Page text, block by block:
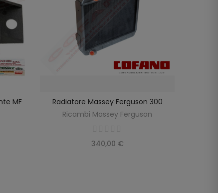
MF
AGGIUNGI AL CARRELLO
Radiatore Massey Ferguson 300
Ricambi Massey Ferguson
340,00 €